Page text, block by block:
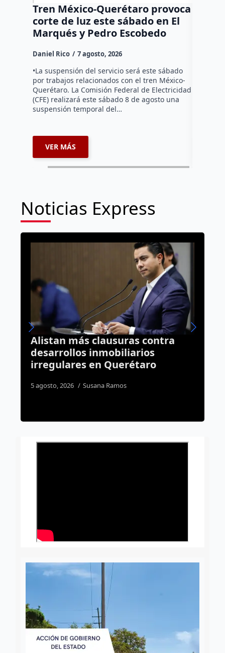
Tren México-Querétaro provoca
corte de luz este sábado en El
Marqués y Pedro Escobedo
Daniel Rico 7 agosto, 2026
•La suspensión del servicio será este sábado
por trabajos relacionados con el tren México-
Querétaro. La Comisión Federal de Electricidad
(CFE) realizará este sábado 8 de agosto una
suspensión temporal del…
VER MÁS
Noticias Express
contra
Querétaro
Ramos
Se acaba el
seguirá sin barras
“resistencia”